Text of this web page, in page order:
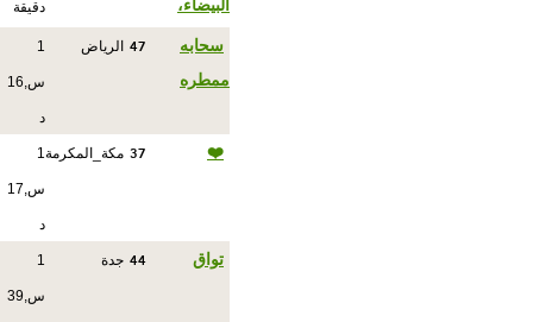
البيضاء، دقيقة
سحابه
ممطره
47 الرياض 1
س,16
د
❤️
37 مكة_المكرمة1
س,17
د
تواق 44 جدة 1
س,39